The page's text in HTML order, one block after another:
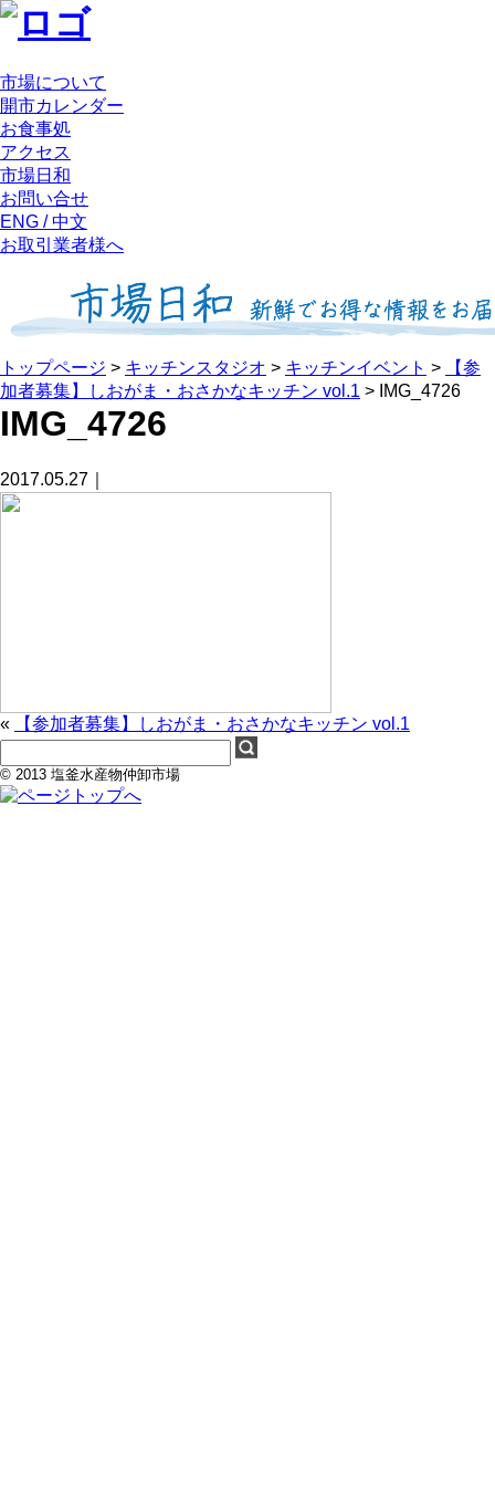
市場について
開市カレンダー
お食事処
アクセス
市場日和
お問い合せ
ENG / 中文
お取引業者様へ
トップページ > キッチンスタジオ > キッチンイベント >
【参
加者募集】しおがま・おさかなキッチン vol.1 > IMG_4726
IMG_4726
2017.05.27｜
« 【参加者募集】しおがま・おさかなキッチン vol.1
© 2013 塩釜水産物仲卸市場